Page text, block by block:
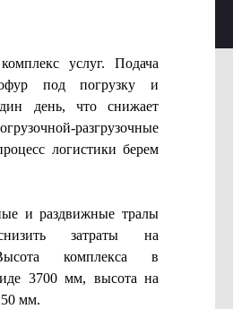
услуг. Подача
под погрузку и
день, что снижает
разгрузочные
логистики берем
и раздвижные тралы
затраты на
комплекса в
3700 мм, высота на
мм.